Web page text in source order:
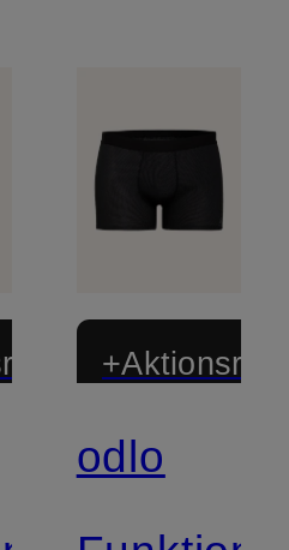
Zertifiziert
odlo